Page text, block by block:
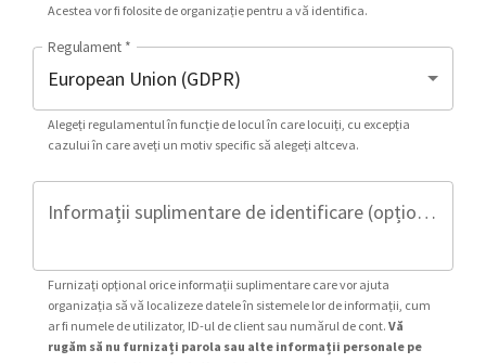
Acestea vor fi folosite de organizație pentru a vă identifica.
Regulament *
Alegeți regulamentul în funcție de locul în care locuiți, cu excepția
cazului în care aveți un motiv specific să alegeți altceva.
Informații suplimentare de identificare (opțional)
Furnizați opțional orice informații suplimentare care vor ajuta
organizația să vă localizeze datele în sistemele lor de informații, cum
ar fi numele de utilizator, ID-ul de client sau numărul de cont. Vă
rugăm să nu furnizați parola sau alte informații personale pe